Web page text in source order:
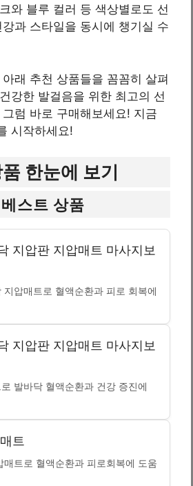
와 블루 컬러 등 색상별로도 선
과 스타일을 동시에 챙기실 수
래 추천 상품들을 꼼꼼히 살펴
강한 발걸음을 위한 최고의 선
럼 바로 구매해보세요! 지금
시작하세요!
한눈에 보기
스트 상품
지압판 지압매트 마사지보
압매트로 혈액순환과 피로 회복에
지압판 지압매트 마사지보
발바닥 혈액순환과 건강 증진에
트
매트로 혈액순환과 피로회복에 도움